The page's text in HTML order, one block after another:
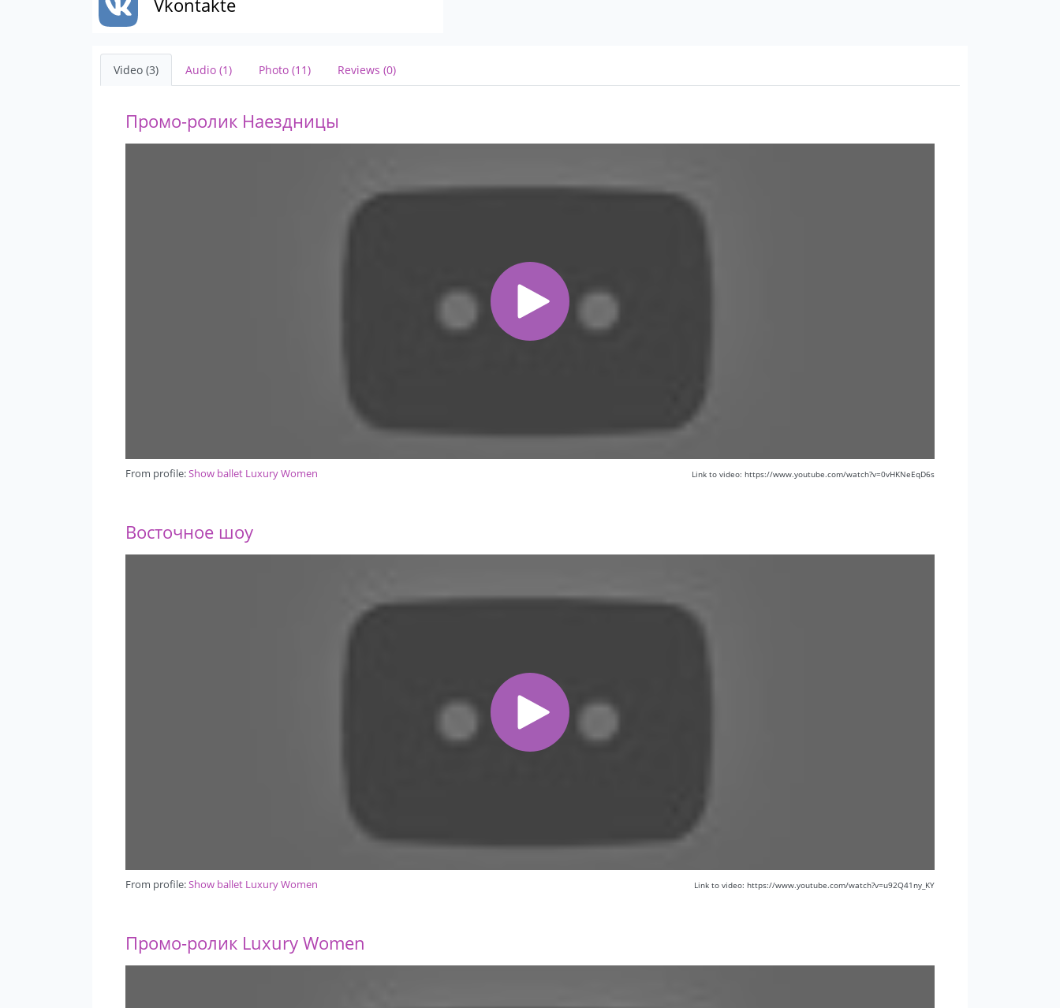
- Во время выступления организаторы обязаны обеспечить охрану сцены, не
допускающую попадания на неё посторонних лиц, и прохода из гримерной
дополнительную охрану, в зависимости от ситуации.
7 ОПЛАТА РАБОТЫ КОЛЛЕКТИВА
- Оговаривается в каждом случае отдельно (конфиденциально с руководителем
заказчику;
- Окончательная выплата гонорара производится обязательно до начала
8. УСЛОВИЯ В СЛУЧАЕ ВЫЕЗДА В МОСКОВСКУЮ ОБЛАСТЬ, ДРУГИЕ ГОРОДА И ЗА
-Точные место назначения, время, дата прибытия, условия оплаты, а также любые
Video (3) Audio (1) Photo (11) Reviews (0)
Промо-ролик Наездницы
From profile:Show ballet Luxury Women Link to video: https://www.youtube.com/watch?v=0vHKNeEqD6s
Восточное шоу
From profile:Show ballet Luxury Women Link to video: https://www.youtube.com/watch?v=u92Q41ny_KY
Промо-ролик Luxury Women